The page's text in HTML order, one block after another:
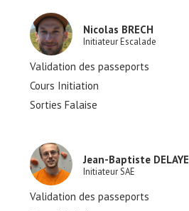
Nicolas BRECH
Initiateur Escalade
Validation des passeports
Cours Initiation
Sorties Falaise
Jean-Baptiste DELAYE
Initiateur SAE
Validation des passeports